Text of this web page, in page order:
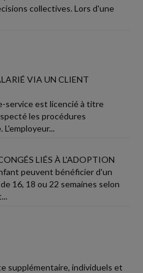
collectives. Lors d'une
VIA UN CLIENT
service est licencié à titre
les procédures
LIÉS À L'ADOPTION
peuvent bénéficier d'un
16, 18 ou 22 semaines selon
supplémentaire, individuels et